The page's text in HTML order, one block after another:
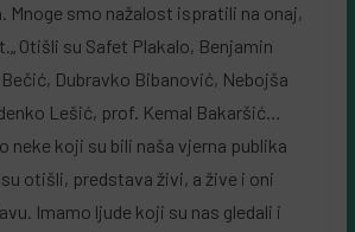
Mnoge smo nažalost ispratili na onaj,
Otišli su Safet Plakalo, Benjamin
Dubravko Bibanović, Nebojša
Lešić, prof. Kemal Bakaršić…
neke koji su bili naša vjerna publika
otišli, predstava živi, a žive i oni
Imamo ljude koji su nas gledali i